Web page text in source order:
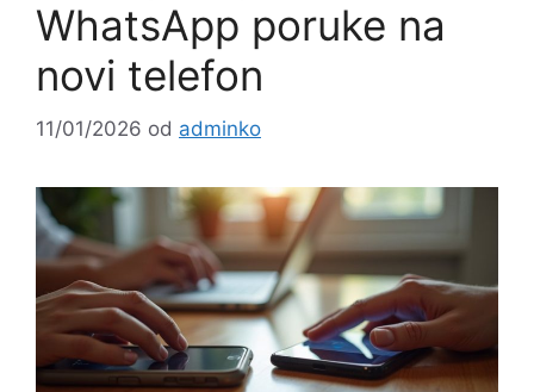
WhatsApp poruke na
novi telefon
11/01/2026 od adminko